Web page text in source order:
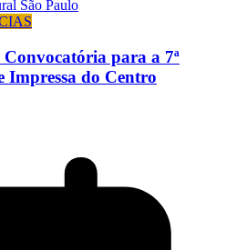
para a 7ª
Impressa do Centro